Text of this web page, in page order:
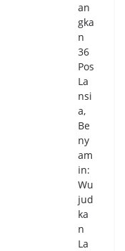
an
gka
n
36
Pos
La
nsi
a,
Be
ny
am
in:
Wu
jud
ka
n
La